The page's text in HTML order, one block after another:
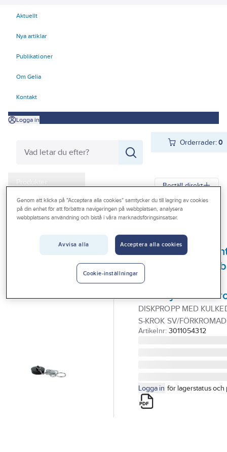
Aktuellt
Nya artiklar
Publikationer
Om Gelia
Kontakt
Logga in
Orderrader:0
Produkter
Kampanjer
Outlet
Beställ direkt
Gelia Produkter Gelia VVS Dusch och bad Badkar
Gummipropp/
till tvättställ,
och badkar, med
kulkedja och S-
DISKPROPP MED
S-KROK SV/FÖRKROMAD
Artikelnr: 3011054312
Logga in för lagerstatus och
Genom att klicka på "Acceptera alla cookies" samtycker du till lagring av cookies
på din enhet för att förbättra navigeringen på webbplatsen, analysera
webbplatsens användning och bistå i våra marknadsföringsinsatser.
Avvisa alla Acceptera alla cookies
Cookie-inställningar